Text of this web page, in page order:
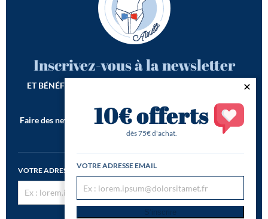
Inscrivez-vous à la newsletter
ET BÉNÉFICIEZ DE -10€ SUR VOTRE 1ÈRE COMMANDE*
Faire des newsletters incroyables est notre seconde vocation !
*Offre de bienvenue valable dès 75€ d'achat
VOTRE ADRESSE EMAIL
S’inscrire
10€ offerts
dès 75€ d'achat.
VOTRE ADRESSE EMAIL
S’inscrire